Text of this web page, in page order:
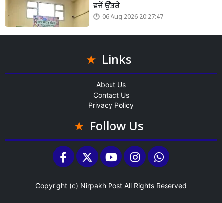
ਵਜੋਂ ਉੱਭਰੇ
06 Aug 2026 20:27:47
Links
About Us
Contact Us
Privacy Policy
Follow Us
Copyright (c) Nirpakh Post All Rights Reserved